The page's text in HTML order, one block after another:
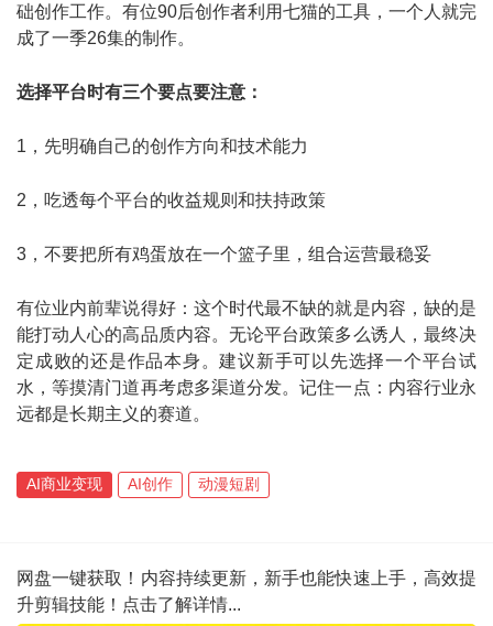
础创作工作。有位90后创作者利用七猫的工具，一个人就完
成了一季26集的制作。
选择平台时有三个要点要注意：
1，先明确自己的创作方向和技术能力
2，吃透每个平台的收益规则和扶持政策
3，不要把所有鸡蛋放在一个篮子里，组合运营最稳妥
有位业内前辈说得好：这个时代最不缺的就是内容，缺的是
能打动人心的高品质内容。无论平台政策多么诱人，最终决
定成败的还是作品本身。建议新手可以先选择一个平台试
水，等摸清门道再考虑多渠道分发。记住一点：内容行业永
远都是长期主义的赛道。
AI商业变现 AI创作 动漫短剧
网盘一键获取！内容持续更新，新手也能快速上手，高效提
升剪辑技能！点击了解详情...